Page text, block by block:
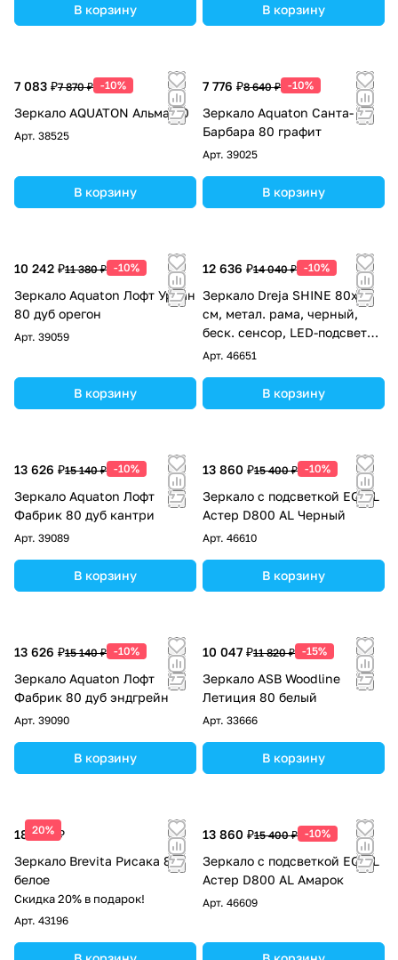
В корзину В корзину
7 083 ₽7 870 ₽ -10%
Зеркало AQUATON Альма 80
Арт. 38525
В корзину
7 776 ₽8 640 ₽ -10%
Зеркало Aquaton Санта-
Барбара 80 графит
Арт. 39025
В корзину
10 242 ₽11 380 ₽ -10%
Зеркало Aquaton Лофт Урбан
80 дуб орегон
Арт. 39059
В корзину
12 636 ₽14 040 ₽ -10%
Зеркало Dreja SHINE 80x80
см, метал. рама, черный,
беск. сенсор, LED-подсветка,
диммер
Арт. 46651
В корзину
13 626 ₽15 140 ₽ -10%
Зеркало Aquaton Лофт
Фабрик 80 дуб кантри
Арт. 39089
В корзину
13 860 ₽15 400 ₽ -10%
Зеркало с подсветкой EQUIL
Астер D800 AL Черный
Арт. 46610
В корзину
13 626 ₽15 140 ₽ -10%
Зеркало Aquaton Лофт
Фабрик 80 дуб эндгрейн
Арт. 39090
В корзину
10 047 ₽11 820 ₽ -15%
Зеркало ASB Woodline
Летиция 80 белый
Арт. 33666
В корзину
20%
18 410 ₽
Зеркало Brevita Рисака 80
белое
Скидка 20% в подарок!
Арт. 43196
13 860 ₽15 400 ₽ -10%
Зеркало с подсветкой EQUIL
Астер D800 AL Амарок
Арт. 46609